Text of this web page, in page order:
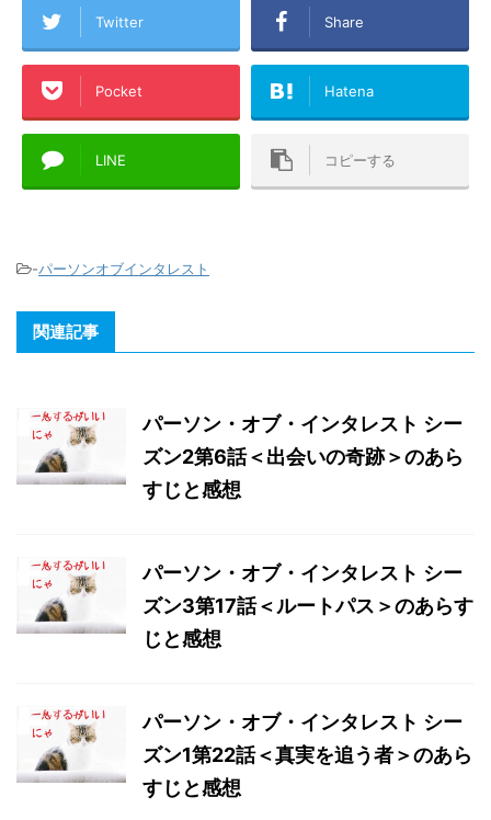
Twitter Share
Pocket Hatena
LINE コピーする
-パーソンオブインタレスト
関連記事
パーソン・オブ・インタレスト シー
ズン2第6話＜出会いの奇跡＞のあら
すじと感想
パーソン・オブ・インタレスト シー
ズン3第17話＜ルートパス＞のあらす
じと感想
パーソン・オブ・インタレスト シー
ズン1第22話＜真実を追う者＞のあら
すじと感想